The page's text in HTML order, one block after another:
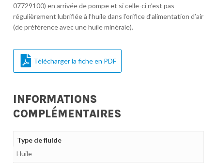
07729100) en arrivée de pompe et si celle-ci n’est pas
régulièrement lubrifiée à l’huile dans l’orifice d’alimentation d’air
(de préférence avec une huile minérale).
Télécharger la fiche en PDF
INFORMATIONS
COMPLÉMENTAIRES
Type de fluide
Huile